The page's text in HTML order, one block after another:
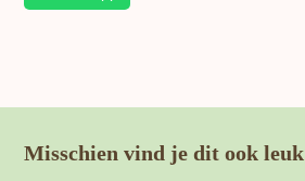
Misschien vind je dit ook leuk